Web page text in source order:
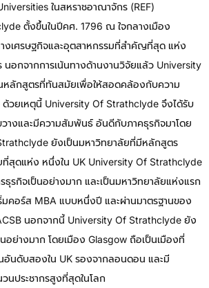
ในสหราชอาณาจักร (REF)
ตั้งขึ้นในปีคศ. 1796 ณ ใจกลางเมือง
งเศรษฐกิจและอุตสาหกรรมที่สำคัญที่สุด แห่ง
นอกจากการเน้นทางด้านงานวิจัยแล้ว University
หลักสูตรที่ทันสมัยเพื่อให้สอดคล้องกับความ
วยเหตุนี้ University Of Strathclyde จึงได้รับ
างและมีความสัมพันธ์ อันดีกับภาคธุรกิจมาโดย
ยังเป็นมหาวิทยาลัยที่มีหลักสูตร
สุดแห่ง หนึ่งใน UK University Of Strathclyde
ธุรกิจเป็นอย่างมาก และเป็นมหาวิทยาลัยแห่งแรก
มคอร์ส MBA แบบหนึ่งปี และผ่านมาตรฐานของ
นอกจากนี้ University Of Strathclyde ยัง
อย่างมาก โดยเมือง Glasgow ถือเป็นเมืองที่
อันดับสองใน UK รองจากลอนดอน และมี
นประชากรสูงที่สุดในโลก